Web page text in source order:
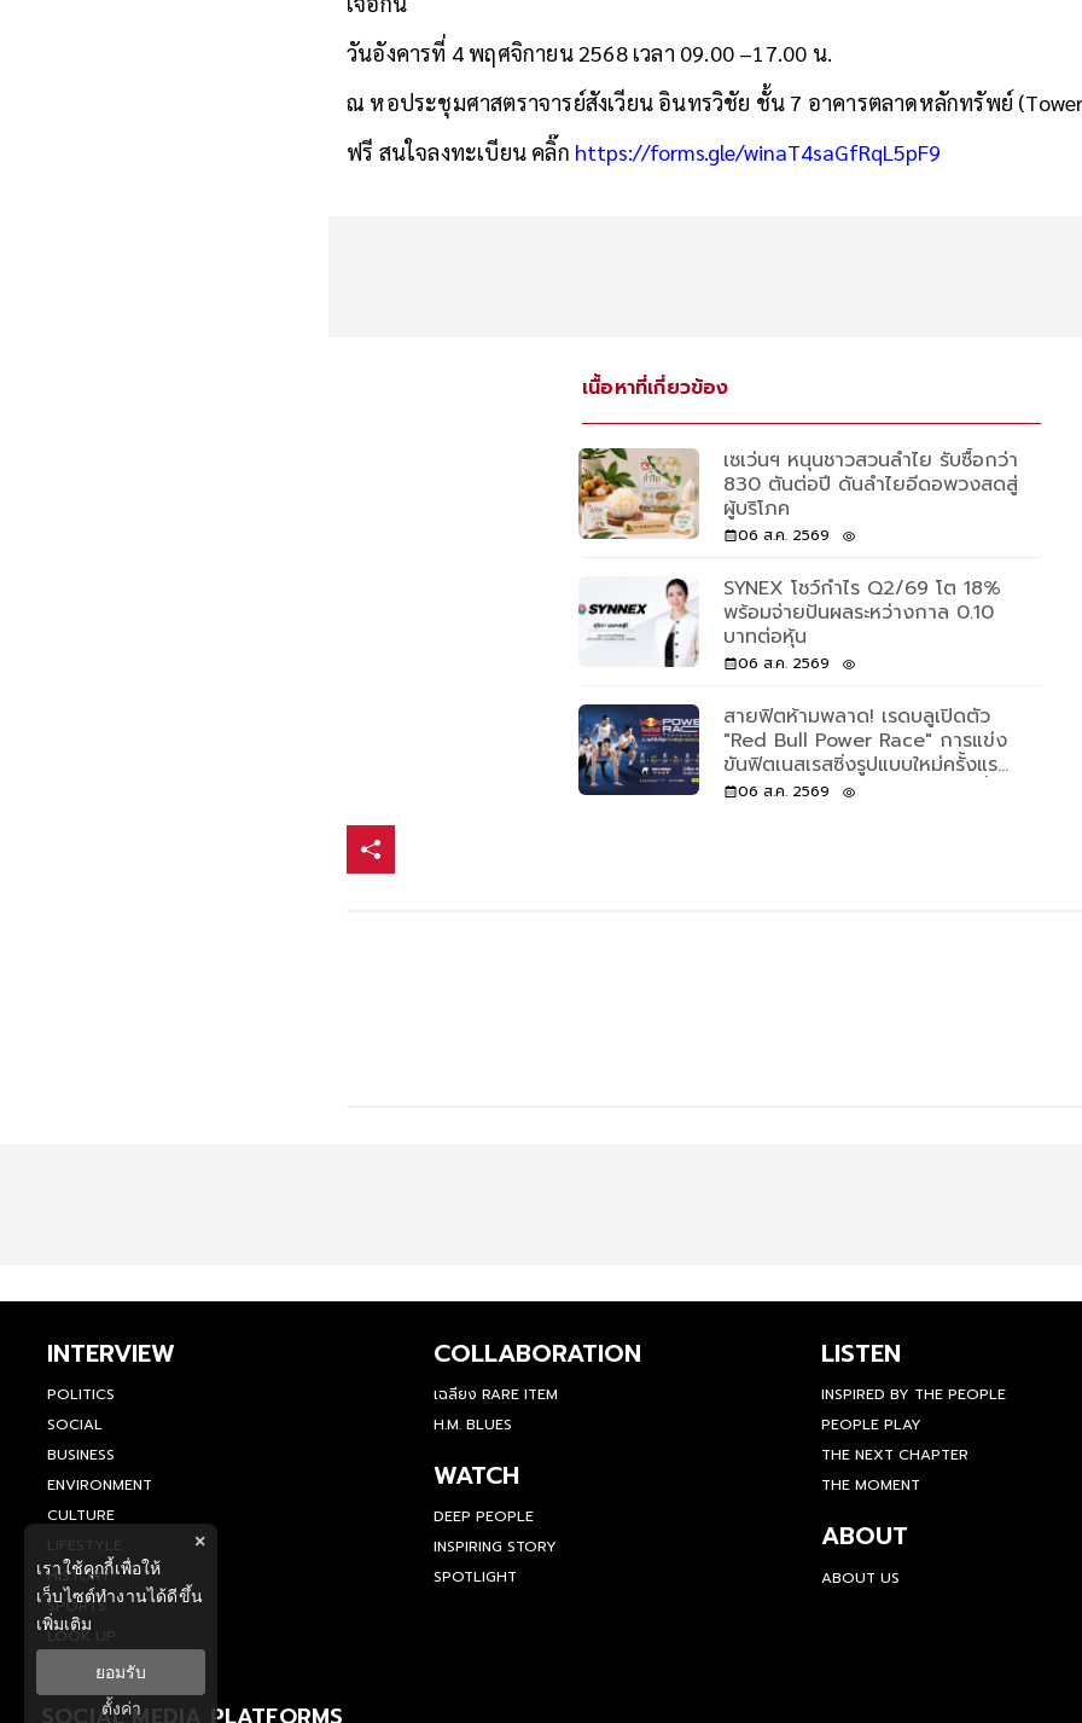
วันอังคารที่ 4 พฤศจิกายน 2568 เวลา 09.00 –17.00 น.
ณ หอประชุมศาสตราจารย์สังเวียน อินทรวิชัย ชั้น 7 อาคารตลาดหลักทรัพย์
​ฟรี สนใจลงทะเบียน คลิ๊ก https://forms.gle/winaT4saGfRqL5pF9
เนื้อหาที่เกี่ยวข้อง
เซเว่นฯ หนุนชาวสวนลำไย รับซื้อกว่า
830 ตันต่อปี ดันลำไยอีดอพวงสดสู่
ผู้บริโภค
06 ส.ค. 2569
SYNEX โชว์กำไร Q2/69 โต 18%
พร้อมจ่ายปันผลระหว่างกาล 0.10
บาทต่อหุ้น
06 ส.ค. 2569
สายฟิตห้ามพลาด! เรดบลูเปิดตัว
"Red Bull Power Race" การแข่ง
ขันฟิตเนสเรสซิ่งรูปแบบใหม่ครั้งแรก
ของโลก เปิดรับแค่ 500 คนเท่านั้น
06 ส.ค. 2569
INTERVIEW
POLITICS
SOCIAL
BUSINESS
ENVIRONMENT
CULTURE
LIFESTYLE
HISTORY
SPORTS
LOOK UP
COLLABORATION
เฉลียง RARE ITEM
H.M. BLUES
WATCH
DEEP PEOPLE
INSPIRING STORY
SPOTLIGHT
LISTEN
INSPIRED BY THE PEOPLE
PEOPLE PLAY
THE NEXT CHAPTER
THE MOMENT
ABOUT
ABOUT US
×
เราใช้คุกกี้เพื่อให้
เว็บไซต์ทำงานได้ดีขึ้น
เพิ่มเติม
ยอมรับ
ตั้งค่า